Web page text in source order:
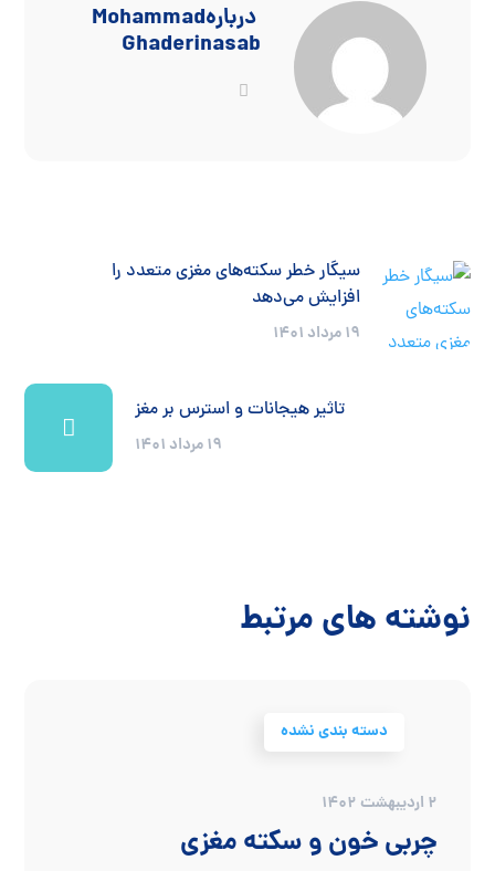
دربارهMohammad
Ghaderinasab
سیگار خطر سکته‌های مغزی متعدد را
افزایش می‌دهد
19 مرداد 1401
تاثیر هیجانات و استرس بر مغز
19 مرداد 1401
نوشته های مرتبط
دسته بندی نشده
2 اردیبهشت 1402
چربی خون و سکته مغزی